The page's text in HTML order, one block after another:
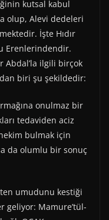
kutsal kabul
olup, Alevi dedeleri
İşte Hıdır
Erenlerindendir.
Abdal’la ilgili birçok
biri şu şekildedir:
onulmaz bir
tedaviden aciz
bulmak için
da olumlu bir sonuç
umudunu kestiği
geliyor: Mamure’tül-